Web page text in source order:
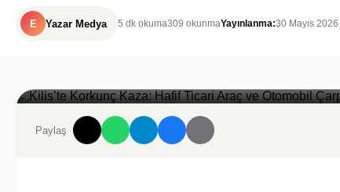
E Yazar Medya 5 dk okuma309 okunmaYayınlanma:30 Mayıs
Paylaş